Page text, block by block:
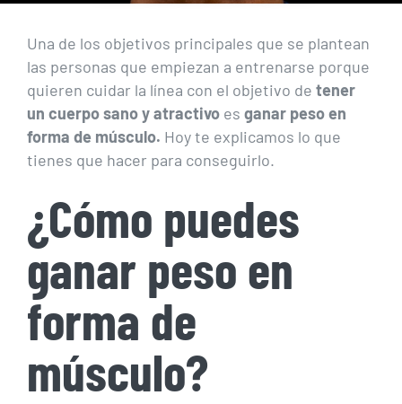
Una de los objetivos principales que se plantean
las personas que empiezan a entrenarse porque
quieren cuidar la línea con el objetivo de tener
un cuerpo sano y atractivo es ganar peso en
forma de músculo. Hoy te explicamos lo que
tienes que hacer para conseguirlo.
¿Cómo puedes
ganar peso en
forma de
músculo?